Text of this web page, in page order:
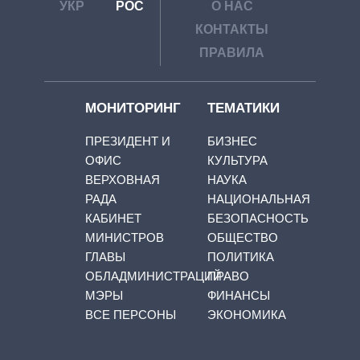
УКР РОС
О НАС
КОНТАКТЫ
ПРАВИЛА
МОНИТОРИНГ
ПРЕЗИДЕНТ И
ОФИС
ВЕРХОВНАЯ
РАДА
КАБИНЕТ
МИНИСТРОВ
ГЛАВЫ
ОБЛАДМИНИСТРАЦИЙ
МЭРЫ
ВСЕ ПЕРСОНЫ
ТЕМАТИКИ
БИЗНЕС
КУЛЬТУРА
НАУКА
НАЦИОНАЛЬНАЯ
БЕЗОПАСНОСТЬ
ОБЩЕСТВО
ПОЛИТИКА
ПРАВО
ФИНАНСЫ
ЭКОНОМИКА